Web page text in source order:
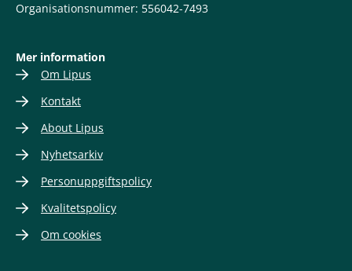
Organisationsnummer: 556042-7493
Mer information
Om Lipus
Kontakt
About Lipus
Nyhetsarkiv
Personuppgiftspolicy
Kvalitetspolicy
Om cookies